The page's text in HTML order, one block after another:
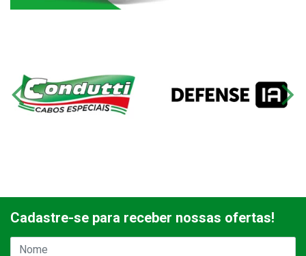
Cadastre-se para receber nossas ofertas!